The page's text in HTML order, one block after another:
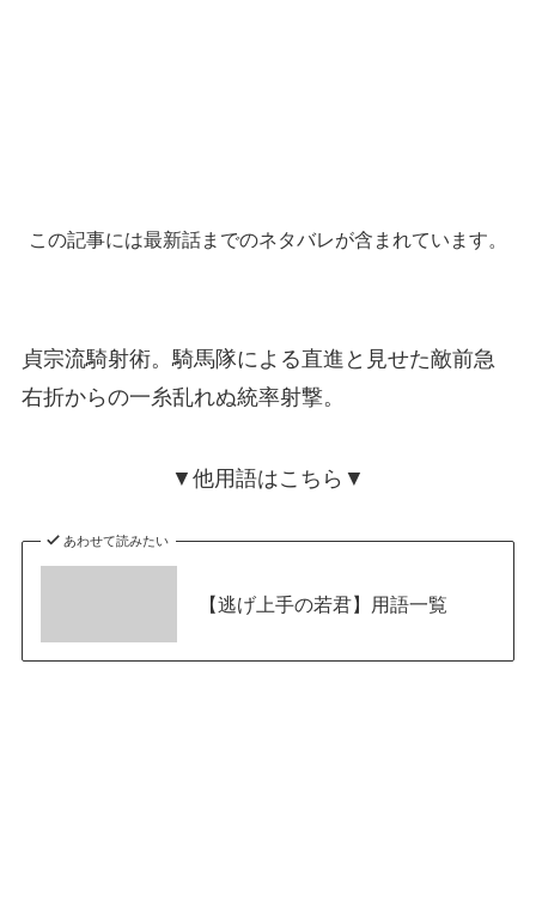
この記事には最新話までのネタバレが含まれています。
貞宗流騎射術。騎馬隊による直進と見せた敵前急
右折からの一糸乱れぬ統率射撃。
▼他用語はこちら▼
あわせて読みたい
【逃げ上手の若君】用語一覧